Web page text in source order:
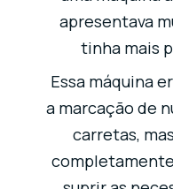
apresentava
tinha mais
Essa máquina
a marcação de
carretas,